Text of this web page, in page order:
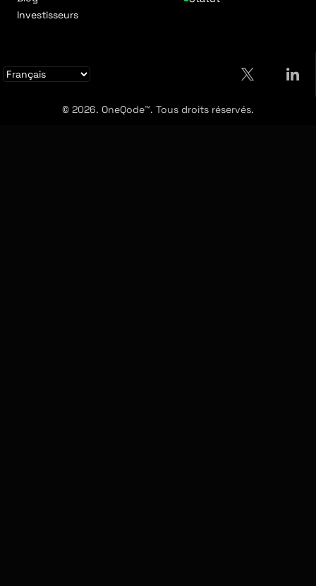
Investisseurs
© 2026. OneQode™. Tous droits réservés.